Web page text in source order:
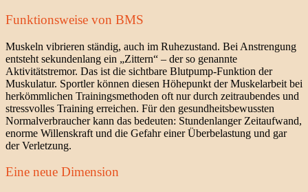
Funktionsweise von BMS
Muskeln vibrieren ständig, auch im Ruhezustand. Bei Anstrengung
entsteht sekundenlang ein „Zittern“ – der so genannte
Aktivitätstremor. Das ist die sichtbare Blutpump-Funktion der
Muskulatur. Sportler können diesen Höhepunkt der Muskelarbeit bei
herkömmlichen Trainingsmethoden oft nur durch zeitraubendes und
stressvolles Training erreichen. Für den gesundheitsbewussten
Normalverbraucher kann das bedeuten: Stundenlanger Zeitaufwand,
enorme Willenskraft und die Gefahr einer Überbelastung und gar
der Verletzung.
Eine neue Dimension​